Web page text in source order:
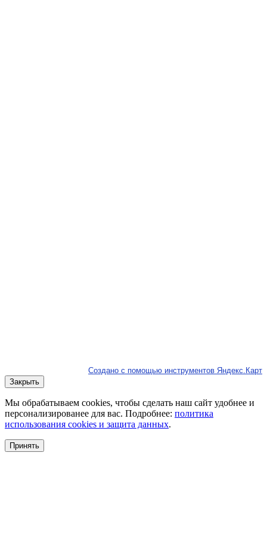
Создано с помощью инструментов Яндекс.Карт
Закрыть
Мы обрабатываем cookies, чтобы сделать наш сайт удобнее и
персонализированее для вас. Подробнее: политика
использования cookies и защита данных.
Принять